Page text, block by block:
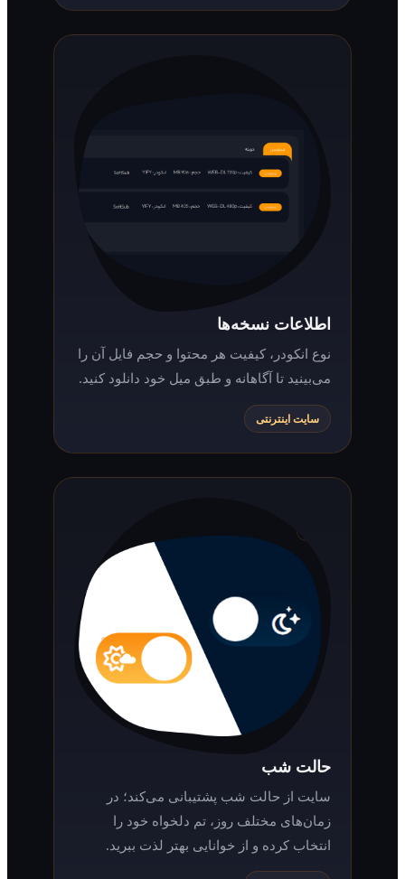
اطلاعات نسخه‌ها
نوع انکودر، کیفیت هر محتوا و حجم فایل آن را
می‌بینید تا آگاهانه و طبق میل خود دانلود کنید.
سایت اینترنتی
حالت شب
سایت از حالت شب پشتیبانی می‌کند؛ در
زمان‌های مختلف روز، تم دلخواه خود را
انتخاب کرده و از خوانایی بهتر لذت ببرید.